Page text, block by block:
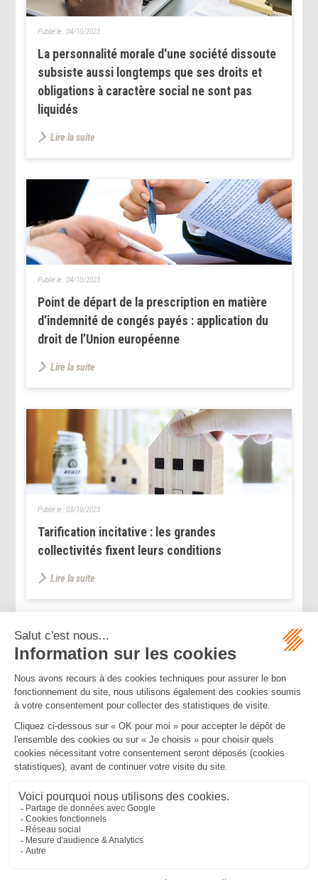
La personnalité morale d'une société dissoute
subsiste aussi longtemps que ses droits et
obligations à caractère social ne sont pas
liquidés
Publié le :04/10/2023
Lire la suite
Point de départ de la prescription en matière
d’indemnité de congés payés : application du
droit de l’Union européenne
Publié le :04/10/2023
Lire la suite
Tarification incitative : les grandes
collectivités fixent leurs conditions
Publié le :03/10/2023
Lire la suite
<< < ... 180
>>
Mentions légalesPolitique de confidentialitéPolitique de cookies
Plan du site
MBA ET ASSOCIÉS
235 Rue Helene Boucher, 34170 CASTELNAU LE LEZ
Bureau secondaire à Cannes